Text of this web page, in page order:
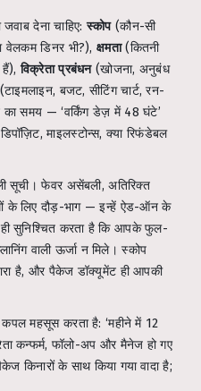
देना चाहिए:स्कोप(कौन-सी
वेलकम डिनर भी?), क्षमता(कितनी
हैं),विक्रेता प्रबंधन(खोजना, अनुबंध
बजट, सीटिंग चार्ट, रन-
समय — ‘वर्किंग डेज़ में 48 घंटे’
माइलस्टोन्स, क्या रिफंडेबल
सूची। फेवर असेंबली, अतिरिक्त
के लिए दौड़-भाग — इन्हें ऐड-ऑन के
सुनिश्चित करता है कि आपके फुल-
वाली ऊर्जा न मिले। स्कोप
है, और पैकेज डॉक्यूमेंट ही आपकी
महसूस करता है: ‘महीने में 12
कन्फर्म, फॉलो-अप और मैनेज हो गए
किनारों के साथ किया गया वादा है;